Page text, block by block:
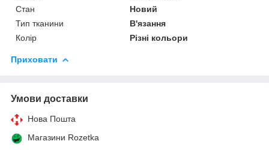
Стан
Новий
Тип тканини
В'язання
Колір
Різні кольори
Приховати
Умови доставки
Нова Пошта
Магазини Rozetka